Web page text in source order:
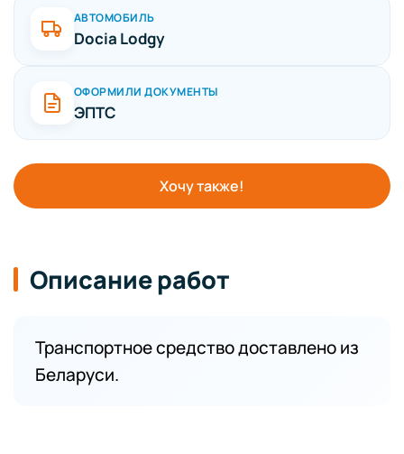
АВТОМОБИЛЬ
Docia Lodgy
ОФОРМИЛИ ДОКУМЕНТЫ
ЭПТС
Хочу также!
Описание работ
Транспортное средство доставлено из
Беларуси.